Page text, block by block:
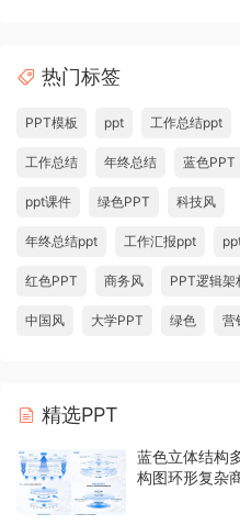
热门标签
PPT模板 ppt 工作总结ppt
工作总结 年终总结 蓝色PPT
ppt课件 绿色PPT 科技风
年终总结ppt 工作汇报ppt
红色PPT 商务风 PPT逻辑架
中国风 大学PPT 绿色 营
精选PPT
蓝色立体结构
构图环形复杂